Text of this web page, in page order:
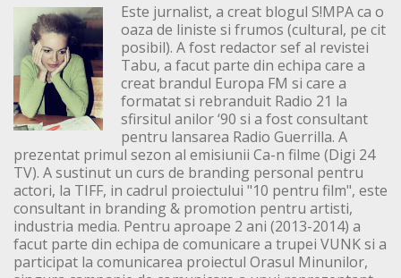
Este jurnalist, a creat blogul S!MPA ca o
oaza de liniste si frumos (cultural, pe cit
posibil). A fost redactor sef al revistei
Tabu, a facut parte din echipa care a
creat brandul Europa FM si care a
formatat si rebranduit Radio 21 la
sfirsitul anilor ‘90 si a fost consultant
pentru lansarea Radio Guerrilla. A
prezentat primul sezon al emisiunii Ca-n filme (Digi 24
TV). A sustinut un curs de branding personal pentru
actori, la TIFF, in cadrul proiectului "10 pentru film", este
consultant in branding & promotion pentru artisti,
industria media. Pentru aproape 2 ani (2013-2014) a
facut parte din echipa de comunicare a trupei VUNK si a
participat la comunicarea proiectul Orasul Minunilor,